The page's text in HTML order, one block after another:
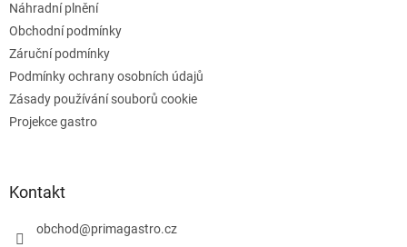
u
Náhradní plnění
Obchodní podmínky
Záruční podmínky
Podmínky ochrany osobních údajů
Zásady používání souborů cookie
Projekce gastro
Kontakt
obchod@primagastro.cz